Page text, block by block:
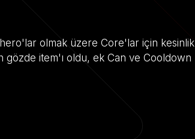
olmak üzere Core'lar için
item'ı oldu, ek Can ve